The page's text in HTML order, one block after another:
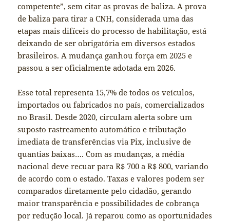
competente”, sem citar as provas de baliza. A prova
de baliza para tirar a CNH, considerada uma das
etapas mais difíceis do processo de habilitação, está
deixando de ser obrigatória em diversos estados
brasileiros. A mudança ganhou força em 2025 e
passou a ser oficialmente adotada em 2026.
Esse total representa 15,7% de todos os veículos,
importados ou fabricados no país, comercializados
no Brasil. Desde 2020, circulam alerta sobre um
suposto rastreamento automático e tributação
imediata de transferências via Pix, inclusive de
quantias baixas…. Com as mudanças, a média
nacional deve recuar para R$ 700 a R$ 800, variando
de acordo com o estado. Taxas e valores podem ser
comparados diretamente pelo cidadão, gerando
maior transparência e possibilidades de cobrança
por redução local. Já reparou como as oportunidades